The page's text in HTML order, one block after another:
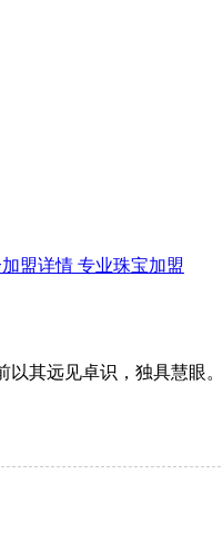
盟详情 专业珠宝加盟
其远见卓识，独具慧眼